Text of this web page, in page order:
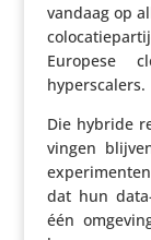
vandaag op
Europese
hyperscalers.
Die hybride
vingen
dat hun
één